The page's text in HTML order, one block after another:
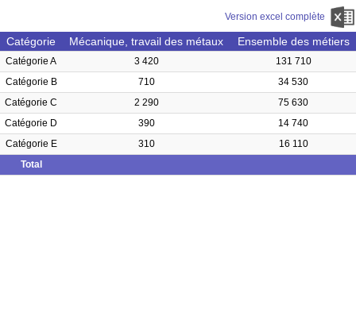
Version excel complète
Catégorie Mécanique, travail des métaux Ensemble des métiers
Catégorie A 3 420
131 710
Catégorie B
710
34 530
Catégorie C
2 290
75 630
Catégorie D
390
14 740
Catégorie E
310
16 110
Total